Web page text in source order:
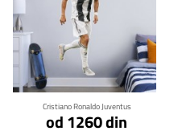
Cristiano Ronaldo Juventus
od 1260 din
Klikni za detalje